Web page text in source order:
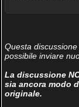
Questa
possibile inviare
La discussione
sia ancora modo
originale.